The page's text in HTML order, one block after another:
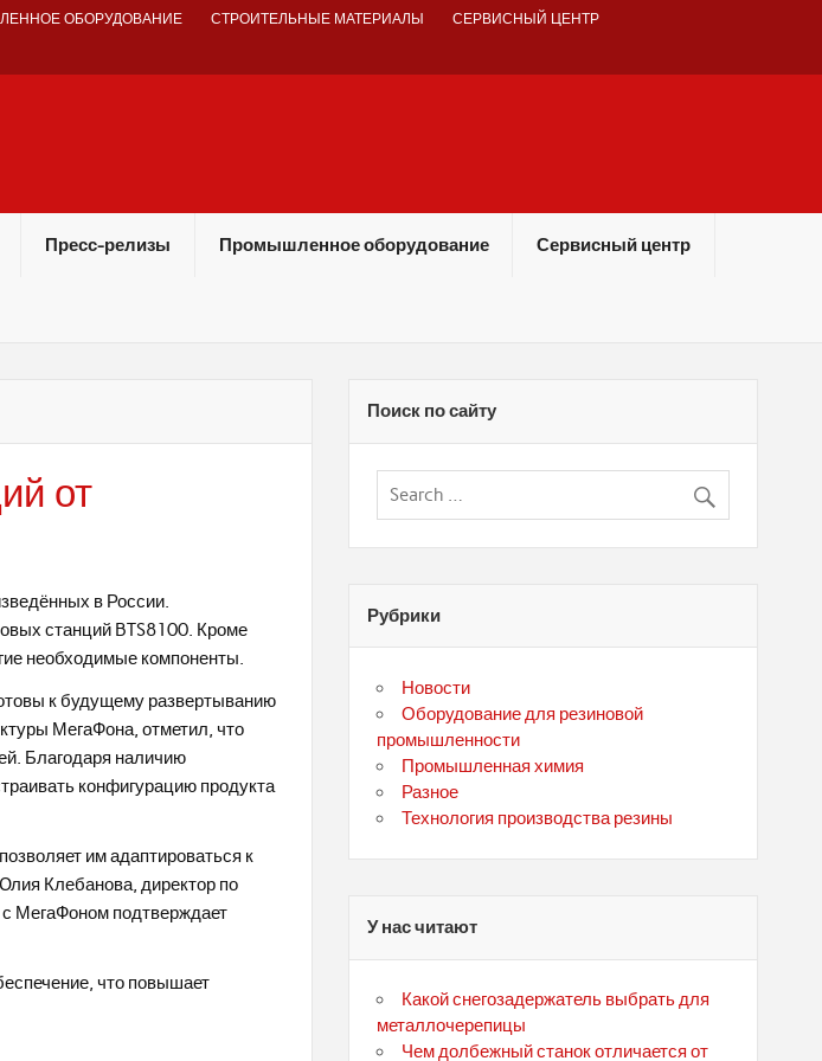
ОБОРУДОВАНИЕ СТРОИТЕЛЬНЫЕ МАТЕРИАЛЫ СЕРВИСНЫЙ ЦЕНТР
Пресс-релизы Промышленное оборудование Сервисный центр
от
в России.
станций BTS8100. Кроме
необходимые компоненты.
к будущему развертыванию
МегаФона, отметил, что
Благодаря наличию
конфигурацию продукта
им адаптироваться к
Клебанова, директор по
с МегаФоном подтверждает
что повышает
Поиск по сайту
Рубрики
Новости
Оборудование для резиновой
промышленности
Промышленная химия
Разное
Технология производства резины
У нас читают
Какой снегозадержатель выбрать для
металлочерепицы
Чем долбежный станок отличается от